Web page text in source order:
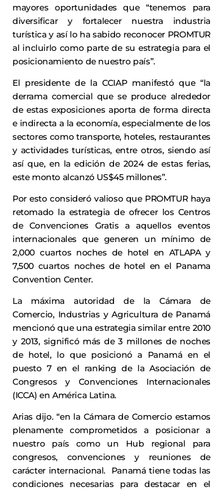
mayores oportunidades que “tenemos para
diversificar y fortalecer nuestra industria
turística y así lo ha sabido reconocer PROMTUR
al incluirlo como parte de su estrategia para el
posicionamiento de nuestro país”.
El presidente de la CCIAP manifestó que “la
derrama comercial que se produce alrededor
de estas exposiciones aporta de forma directa
e indirecta a la economía, especialmente de los
sectores como transporte, hoteles, restaurantes
y actividades turísticas, entre otros, siendo así
así que, en la edición de 2024 de estas ferias,
este monto alcanzó US$45 millones”.
Por esto consideró valioso que PROMTUR haya
retomado la estrategia de ofrecer los Centros
de Convenciones Gratis a aquellos eventos
internacionales que generen un mínimo de
2,000 cuartos noches de hotel en ATLAPA y
7,500 cuartos noches de hotel en el Panama
Convention Center.
La máxima autoridad de la Cámara de
Comercio, Industrias y Agricultura de Panamá
mencionó que una estrategia similar entre 2010
y 2013, significó más de 3 millones de noches
de hotel, lo que posicionó a Panamá en el
puesto 7 en el ranking de la Asociación de
Congresos y Convenciones Internacionales
(ICCA) en América Latina.
Arias dijo. “en la Cámara de Comercio estamos
plenamente comprometidos a posicionar a
nuestro país como un Hub regional para
congresos, convenciones y reuniones de
carácter internacional. Panamá tiene todas las
condiciones necesarias para destacar en el